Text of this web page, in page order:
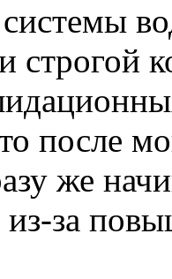
строгой
после
же
за